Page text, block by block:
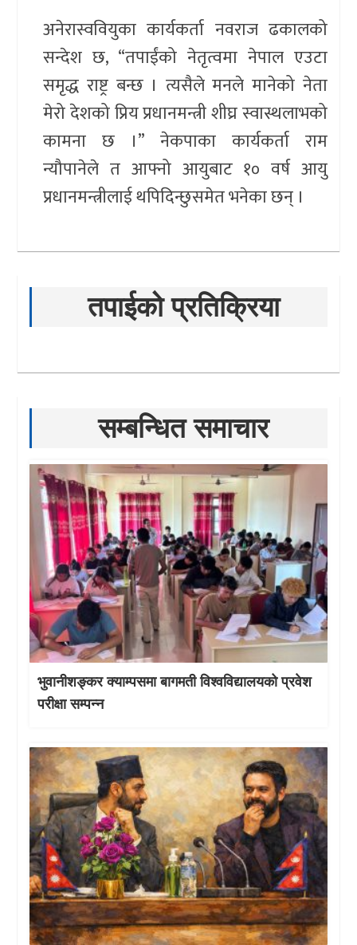
अनेरास्ववियुका कार्यकर्ता नवराज ढकालको
सन्देश छ, “तपाईंको नेतृत्वमा नेपाल एउटा
समृद्ध राष्ट्र बन्छ । त्यसैले मनले मानेको नेता
मेरो देशको प्रिय प्रधानमन्त्री शीघ्र स्वास्थलाभको
कामना छ ।” नेकपाका कार्यकर्ता राम
न्यौपानेले त आफ्नो आयुबाट १० वर्ष आयु
प्रधानमन्त्रीलाई थपिदिन्छुसमेत भनेका छन् ।
तपाईको प्रतिक्रिया
सम्बन्धित समाचार
भुवानीशङ्कर क्याम्पसमा बागमती विश्वविद्यालयको प्रवेश
परीक्षा सम्पन्न